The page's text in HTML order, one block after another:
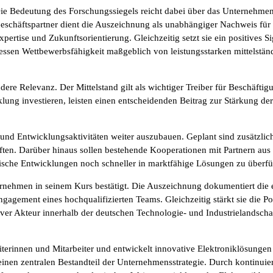
Bedeutung des Forschungssiegels reicht dabei über das
dient die Auszeichnung als unabhängiger Nachweis
und Zukunftsorientierung. Gleichzeitig setzt sie ein positives
Wettbewerbsfähigkeit maßgeblich von leistungsstarken
Relevanz. Der Mittelstand gilt als wichtiger Treiber für
investieren, leisten einen entscheidenden Beitrag zur Stärkung
Entwicklungsaktivitäten weiter auszubauen. Geplant sind
Darüber hinaus sollen bestehende Kooperationen mit Partnern
Entwicklungen noch schneller in marktfähige Lösungen zu
in seinem Kurs bestätigt. Die Auszeichnung dokumentiert
eines hochqualifizierten Teams. Gleichzeitig stärkt sie die
Akteur innerhalb der deutschen Technologie- und
und Mitarbeiter und entwickelt innovative
zentralen Bestandteil der Unternehmensstrategie. Durch